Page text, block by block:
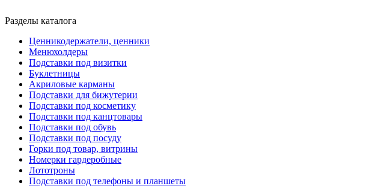
Разделы каталога
Ценникодержатели, ценники
Менюхолдеры
Подставки под визитки
Буклетницы
Акриловые карманы
Подставки для бижутерии
Подставки под косметику
Подставки под канцтовары
Подставки под обувь
Подставки под посуду
Горки под товар, витрины
Номерки гардеробные
Лототроны
Подставки под телефоны и планшеты